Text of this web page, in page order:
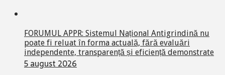
FORUMUL APPR: Sistemul Național Antigrindină nu
poate fi reluat în forma actuală, fără evaluări
independente, transparență și eficiență demonstrate
5 august 2026